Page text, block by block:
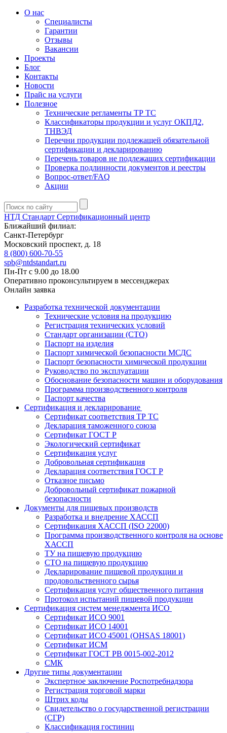
О нас
Специалисты
Гарантии
Отзывы
Вакансии
Проекты
Блог
Контакты
Новости
Прайс на услуги
Полезное
Технические регламенты ТР ТС
Классификаторы продукции и услуг ОКПД2,
ТНВЭД
Перечни продукции подлежащей обязательной
сертификации и декларированию
Перечень товаров не подлежащих сертификации
Проверка подлинности документов и реестры
Вопрос-ответ/FAQ
Акции
НТД Стандарт Сертификационный центр
Ближайший филиал:
Санкт-Петербург
Московский проспект, д. 18
8 (800) 600-70-55
spb@ntdstandart.ru
Пн-Пт с 9.00 до 18.00
Оперативно проконсультируем в мессенджерах
Онлайн заявка
Разработка технической документации
Технические условия на продукцию
Регистрация технических условий
Стандарт организации (СТО)
Паспорт на изделия
Паспорт химической безопасности МСДС
Паспорт безопасности химической продукции
Руководство по эксплуатации
Обоснование безопасности машин и оборудования
Программа производственного контроля
Паспорт качества
Сертификация и декларирование
Сертификат соответствия ТР ТС
Декларация таможенного союза
Сертификат ГОСТ Р
Экологический сертификат
Сертификация услуг
Добровольная сертификация
Декларация соответствия ГОСТ Р
Отказное письмо
Добровольный сертификат пожарной
безопасности
Документы для пищевых производств
Разработка и внедрение ХАССП
Сертификация ХАССП (ISO 22000)
Программа производственного контроля на основе
ХАССП
ТУ на пищевую продукцию
СТО на пищевую продукцию
Декларирование пищевой продукции и
продовольственного сырья
Сертификация услуг общественного питания
Протокол испытаний пищевой продукции
Сертификация систем менеджмента ИСО
Сертификат ИСО 9001
Сертификат ИСО 14001
Сертификат ИСО 45001 (OHSAS 18001)
Сертификат ИСМ
Сертификат ГОСТ РВ 0015-002-2012
СМК
Другие типы документации
Экспертное заключение Роспотребнадзора
Регистрация торговой марки
Штрих коды
Свидетельство о государственной регистрации
(СГР)
Классификация гостиниц